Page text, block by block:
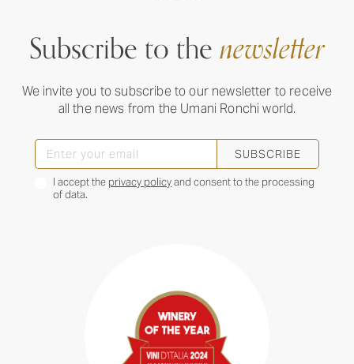
Subscribe to thenewsletter
We invite you to subscribe to our newsletter to receive
all the news from the Umani Ronchi world.
SUBSCRIBE
I accept the privacy policyand consent to the processing
of data.